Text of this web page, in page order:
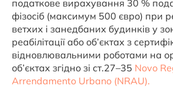
податкове вирахування 30 %
фізосіб (максимум 500 євро) при
ветхих і занедбаних будинків у
реабілітації або об’єктах з
відновлювальними роботами на
об’єктах згідно зі ст.27–35 Novo
Arrendamento Urbano (NRAU).